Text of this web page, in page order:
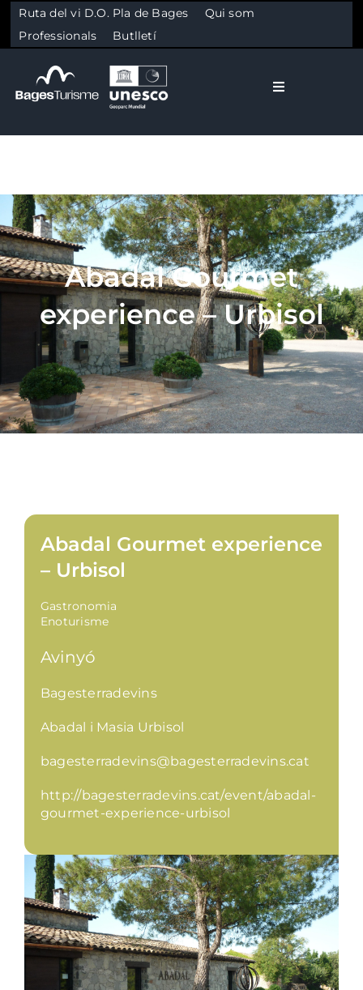
Skip to content
Ruta del vi D.O. Pla de Bages
Qui som
Professionals
Butlletí
Toggle
Cultura
Gastronomia
Planifica
Abadal Gourmet
experience – Urbisol
Abadal Gourmet experience
– Urbisol
Gastronomia
Enoturisme
Avinyó
Bagesterradevins
Abadal i Masia Urbisol
bagesterradevins@bagesterradevins.cat
http://bagesterradevins.cat/event/abadal-
gourmet-experience-urbisol